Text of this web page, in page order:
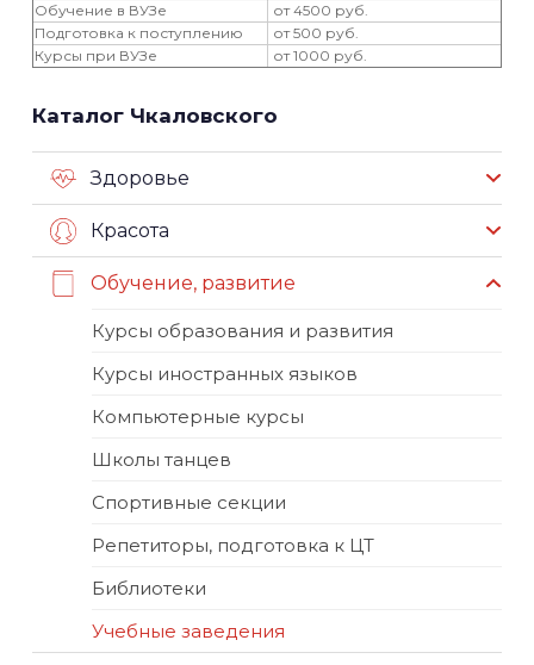
Обучение в ВУЗе
от 4500 руб.
Подготовка к поступлению
от 500 руб.
Курсы при ВУЗе
от 1000 руб.
Каталог Чкаловского
Здоровье
Красота
Обучение, развитие
Курсы образования и развития
Курсы иностранных языков
Компьютерные курсы
Школы танцев
Спортивные секции
Репетиторы, подготовка к ЦТ
Библиотеки
Учебные заведения